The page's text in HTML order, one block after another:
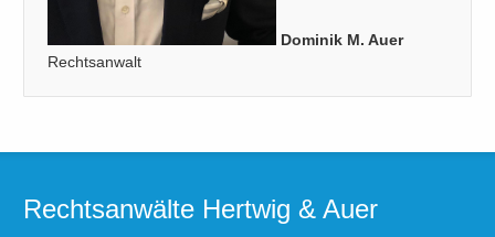
Dominik M. Auer
Rechtsanwalt
Rechtsanwälte Hertwig & Auer